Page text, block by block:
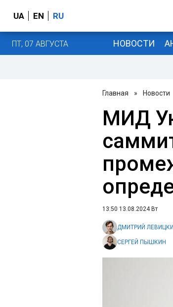
UA EN RU
ПТ, 07 АВГУСТА НОВОСТИ
Главная » Новости
МИД
13:50 13.08.2024 Вт
ДМИТРИЙ
СЕРГЕЙ ПЫШКИН